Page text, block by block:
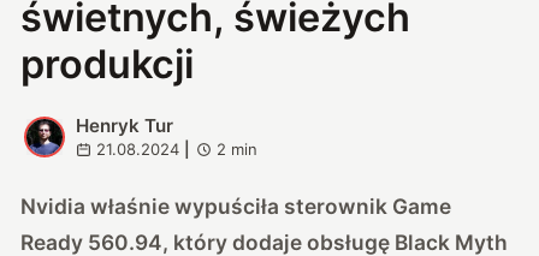
świetnych, świeżych
produkcji
H
Henryk Tur
21.08.2024 2 min
Nvidia właśnie wypuściła sterownik Game
Ready 560.94, który dodaje obsługę Black Myth